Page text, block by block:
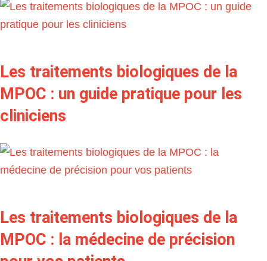
Les traitements biologiques de la
MPOC : un guide pratique pour les
cliniciens
Les traitements biologiques de la
MPOC : la médecine de précision